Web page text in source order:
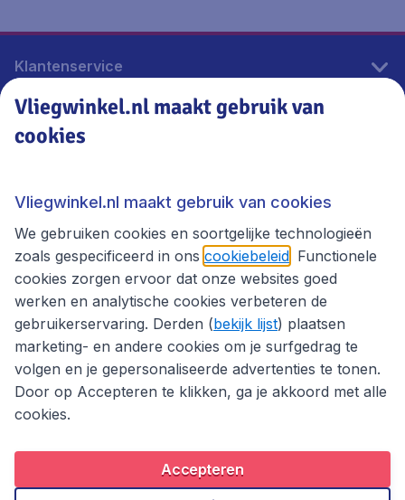
Klantenservice
Vliegwinkel.nl
Thema's
Privacybeleid
Copyright © 2026
Vliegwinkel.nl maakt gebruik van
cookies
Vliegwinkel.nl maakt gebruik van cookies
We gebruiken cookies en soortgelijke technologieën
zoals gespecificeerd in ons cookiebeleid . Functionele
cookies zorgen ervoor dat onze websites goed
werken en analytische cookies verbeteren de
gebruikerservaring. Derden (bekijk lijst) plaatsen
marketing- en andere cookies om je surfgedrag te
volgen en je gepersonaliseerde advertenties te tonen.
Door op Accepteren te klikken, ga je akkoord met alle
cookies.
Accepteren